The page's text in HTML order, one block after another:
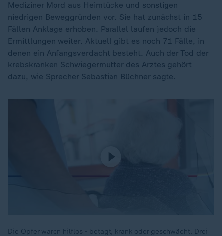
Mediziner Mord aus Heimtücke und sonstigen
niedrigen Beweggründen vor. Sie hat zunächst in 15
Fällen Anklage erhoben. Parallel laufen jedoch die
Ermittlungen weiter. Aktuell gibt es noch 71 Fälle, in
denen ein Anfangsverdacht besteht. Auch der Tod der
krebskranken Schwiegermutter des Arztes gehört
dazu, wie Sprecher Sebastian Büchner sagte.
Die Opfer waren hilflos - betagt, krank oder geschwächt. Drei